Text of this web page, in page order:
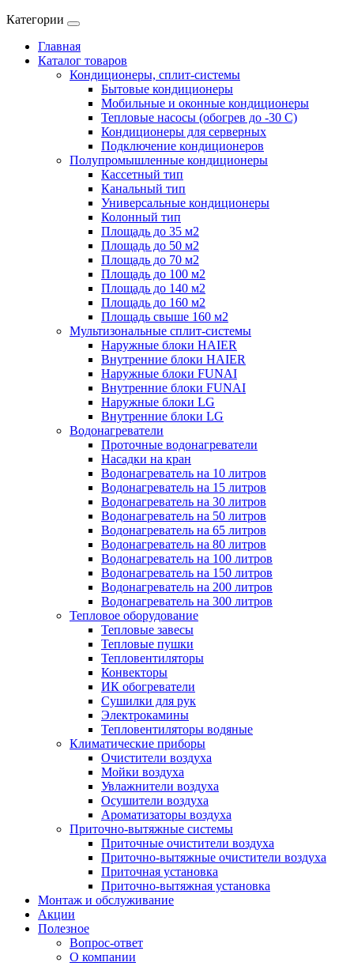
Категории
Главная
Каталог товаров
Кондиционеры, сплит-системы
Бытовые кондиционеры
Мобильные и оконные кондиционеры
Тепловые насосы (обогрев до -30 C)
Кондиционеры для серверных
Подключение кондиционеров
Полупромышленные кондиционеры
Кассетный тип
Канальный тип
Универсальные кондиционеры
Колонный тип
Площадь до 35 м2
Площадь до 50 м2
Площадь до 70 м2
Площадь до 100 м2
Площадь до 140 м2
Площадь до 160 м2
Площадь свыше 160 м2
Мультизональные сплит-системы
Наружные блоки HAIER
Внутренние блоки HAIER
Hаружные блоки FUNAI
Внутренние блоки FUNAI
Наружные блоки LG
Внутренние блоки LG
Водонагреватели
Проточные водонагреватели
Наcадки на кран
Водонагреватель на 10 литров
Водонагреватель на 15 литров
Водонагреватель на 30 литров
Водонагреватель на 50 литров
Водонагреватель на 65 литров
Водонагреватель на 80 литров
Водонагреватель на 100 литров
Водонагреватель на 150 литров
Водонагреватель на 200 литров
Водонагреватель на 300 литров
Тепловое оборудование
Тепловые завесы
Тепловые пушки
Тепловентиляторы
Конвекторы
ИК обогреватели
Сушилки для рук
Электрокамины
Тепловентиляторы водяные
Климатические приборы
Очистители воздуха
Мойки воздуха
Увлажнители воздуха
Осушители воздуха
Ароматизаторы воздуха
Приточно-вытяжные системы
Приточные очистители воздуха
Приточно-вытяжные очистители воздуха
Приточная установка
Приточно-вытяжная установка
Монтаж и обслуживание
Акции
Полезное
Вопрос-ответ
О компании